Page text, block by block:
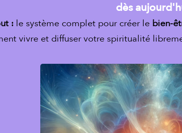
dès
: le système complet pour créer le bien-
vivre et diffuser votre spiritualité